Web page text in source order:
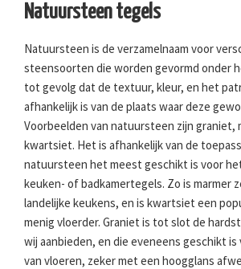
Natuursteen tegels
Natuursteen is de verzamelnaam voor
steensoorten die worden gevormd onder
tot gevolg dat de textuur, kleur, en het
afhankelijk is van de plaats waar deze
Voorbeelden van natuursteen zijn graniet,
kwartsiet. Het is afhankelijk van de
natuursteen het meest geschikt is voor
keuken- of badkamertegels. Zo is marmer
landelijke keukens, en is kwartsiet een
menig vloerder. Graniet is tot slot de
wij aanbieden, en die eveneens geschikt
van vloeren, zeker met een hoogglans